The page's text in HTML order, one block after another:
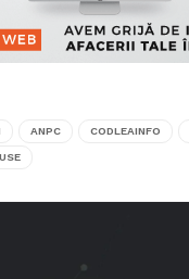
ANPC CODLEAINFO